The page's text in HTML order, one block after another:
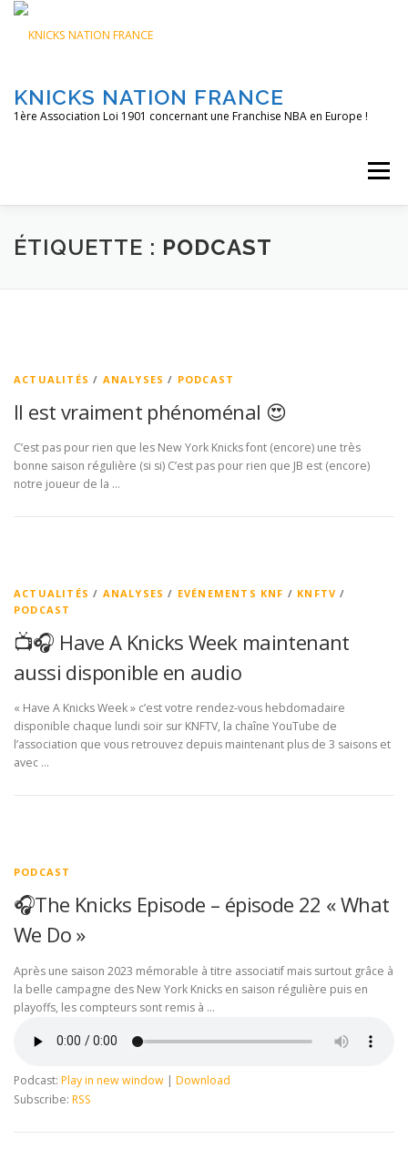
Aller
contenu
KNICKS NATION FRANCE
1ère Association Loi 1901 concernant une Franchise NBA en Europe !
Menu
ACCUEIL NOS ACTIONS BLOG
ÉTIQUETTE : PODCAST
ACTUALITÉS / ANALYSES / PODCAST
Il est vraiment phénoménal 😍
C’est pas pour rien que les New York Knicks font (encore) une très
bonne saison régulière (si si) C’est pas pour rien que JB est (encore)
notre joueur de la …
ACTUALITÉS / ANALYSES / EVÉNEMENTS KNF / KNFTV /
PODCAST
📺🎧 Have A Knicks Week maintenant
aussi disponible en audio
« Have A Knicks Week » c’est votre rendez-vous hebdomadaire
disponible chaque lundi soir sur KNFTV, la chaîne YouTube de
l’association que vous retrouvez depuis maintenant plus de 3 saisons et
avec …
PODCAST
🎧The Knicks Episode – épisode 22 « What
We Do »
Après une saison 2023 mémorable à titre associatif mais surtout grâce à
la belle campagne des New York Knicks en saison régulière puis en
playoffs, les compteurs sont remis à …
Podcast: Play in new window | Download
Subscribe: RSS